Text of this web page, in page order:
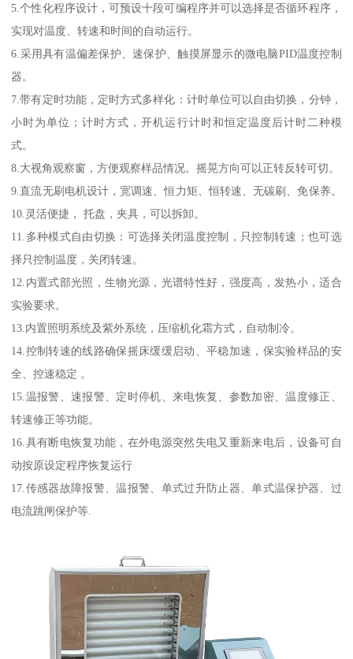
5.个性化程序设计，可预设十段可编程序并可以选择是否循环程序，
实现对温度、转速和时间的自动运行。
6.采用具有温偏差保护、速保护、触摸屏显示的微电脑PID温度控制
器。
7.带有定时功能，定时方式多样化：计时单位可以自由切换，分钟，
小时为单位；计时方式，开机运行计时和恒定温度后计时二种模
式。
8.大视角观察窗，方便观察样品情况。摇晃方向可以正转反转可切。
9.直流无刷电机设计，宽调速、恒力矩、恒转速、无碳刷、免保养。
10.灵活便捷， 托盘，夹具，可以拆卸。
11.多种模式自由切换：可选择关闭温度控制，只控制转速；也可选
择只控制温度，关闭转速。
12.内置式部光照，生物光源，光谱特性好，强度高，发热小，适合
实验要求。
13.内置照明系统及紫外系统，压缩机化霜方式，自动制冷。
14.控制转速的线路确保摇床缓缓启动、平稳加速，保实验样品的安
全、控速稳定 。
15.温报警、速报警、定时停机、来电恢复、参数加密、温度修正、
转速修正等功能。
16.具有断电恢复功能，在外电源突然失电又重新来电后，设备可自
动按原设定程序恢复运行
17.传感器故障报警、温报警、单式过升防止器、单式温保护器、过
电流跳闸保护等.